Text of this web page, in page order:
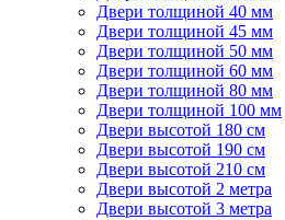
Двери толщиной 40 мм
Двери толщиной 45 мм
Двери толщиной 50 мм
Двери толщиной 60 мм
Двери толщиной 80 мм
Двери толщиной 100 мм
Двери высотой 180 см
Двери высотой 190 см
Двери высотой 210 см
Двери высотой 2 метра
Двери высотой 3 метра